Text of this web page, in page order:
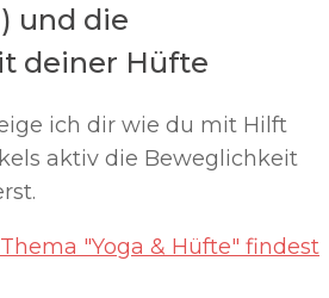
und die
deiner Hüfte
ich dir wie du mit Hilft
aktiv die Beweglichkeit
"Yoga & Hüfte" findest